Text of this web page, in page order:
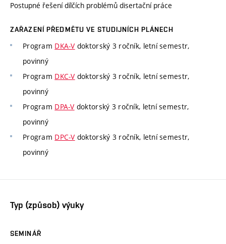
Postupné řešení dílčích problémů disertační práce
ZAŘAZENÍ PŘEDMĚTU VE STUDIJNÍCH PLÁNECH
Program DKA-V doktorský 3 ročník, letní semestr,
povinný
Program DKC-V doktorský 3 ročník, letní semestr,
povinný
Program DPA-V doktorský 3 ročník, letní semestr,
povinný
Program DPC-V doktorský 3 ročník, letní semestr,
povinný
Typ (způsob) výuky
SEMINÁŘ